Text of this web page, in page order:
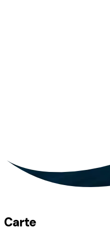
Carte